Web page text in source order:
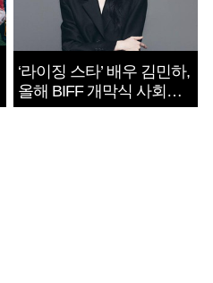
‘라이징 스타’ 배우 김민하,
올해 BIFF 개막식 사회자
확정